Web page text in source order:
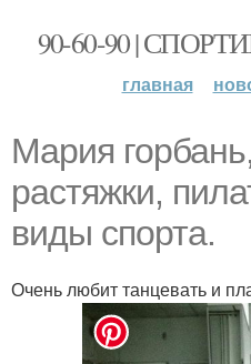
90-60-90 |
главная
Мария
растяжки,
виды спорта.
Очень любит танцевать и